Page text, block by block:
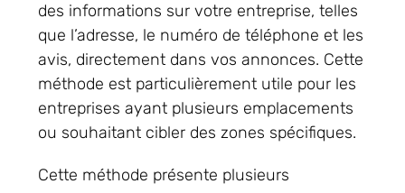
des informations sur votre entreprise, telles
que l’adresse, le numéro de téléphone et les
avis, directement dans vos annonces. Cette
méthode est particulièrement utile pour les
entreprises ayant plusieurs emplacements
ou souhaitant cibler des zones spécifiques.
Cette méthode présente plusieurs